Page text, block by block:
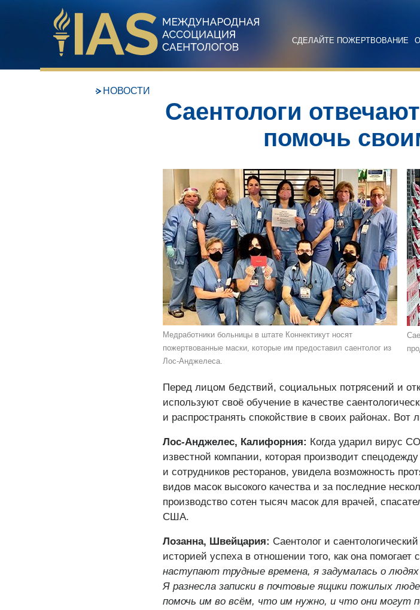
СДЕЛАЙТЕ ПОЖЕРТВОВАНИЕ
НОВОСТИ
Саентологи
помочь
Медработники больницы в штате Коннектикут носят
пожертвованные маски, которые им предоставил саентолог из
Лос-Анджелеса.
Перед лицом бедствий, социальных потрясений и
используют своё обучение в качестве
и распространять спокойствие в своих районах.
Лос-Анджелес, Калифорния: Когда ударил вирус
известной компании, которая производит
и сотрудников ресторанов, увидела возможность
видов масок высокого качества и за последние
производство сотен тысяч масок для врачей,
США.
Лозанна, Швейцария: Саентолог и
историей успеха в отношении того, как она помогает
наступают трудные времена, я задумалась о
Я разнесла записки в почтовые ящики пожилых
помочь им во всём, что им нужно, и что они могут